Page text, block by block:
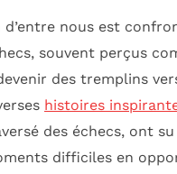
nous est
souvent perçus
des tremplins
histoires
des échecs, ont su
difficiles en